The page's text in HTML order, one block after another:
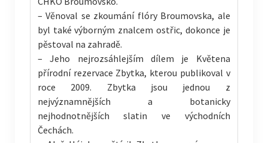
– Věnoval se zkoumání flóry Broumovska, ale
byl také výborným znalcem ostřic, dokonce je
pěstoval na zahradě.
– Jeho nejrozsáhlejším dílem je Květena
přírodní rezervace Zbytka, kterou publikoval v
roce 2009. Zbytka jsou jednou z
nejvýznamnějších a botanicky
nejhodnotnějších slatin ve východních
Čechách.